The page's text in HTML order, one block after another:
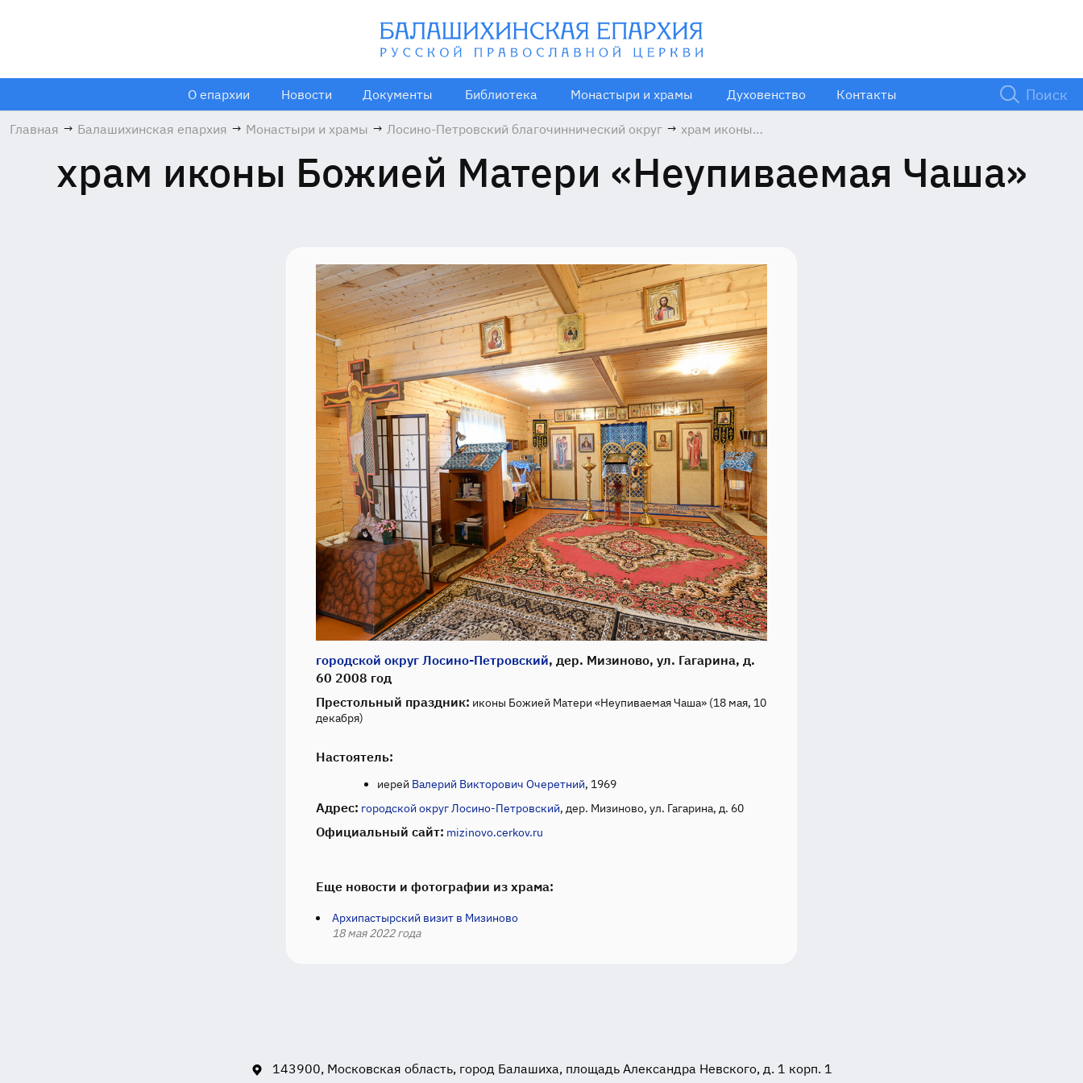
О епархии Новости Документы Библиотека Монастыри и храмы Духовенство Контакты
Главная → Балашихинская епархия → Монастыри и храмы → Лосино-Петровский благочиннический округ → храм иконы
«Неупиваемая
Чаша»
храм иконы Божией Матери «Неупиваемая Чаша»
городской округ Лосино-Петровский, дер. Мизиново, ул. Гагарина, д.
60 2008 год
Престольный праздник: иконы Божией Матери «Неупиваемая Чаша» (18 мая, 10
декабря)
Настоятель:
иерей Валерий Викторович Очеретний, 1969
Адрес: городской округ Лосино-Петровский, дер. Мизиново, ул. Гагарина, д. 60
Официальный сайт: mizinovo.cerkov.ru
Еще новости и фотографии из храма:
Архипастырский визит в Мизиново
18 мая 2022 года
143900, Московская область, город Балашиха, площадь Александра Невского, д. 1 корп. 1